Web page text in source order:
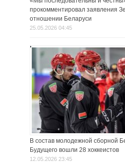
прокомментировал заявления
отношении Беларуси
25.05.2026 04:45
В состав молодежной сборной
Будущего вошли 28 хоккеистов
12.05.2026 23:45